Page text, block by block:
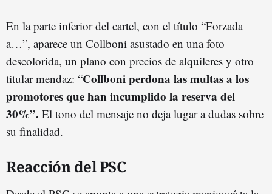
En la parte inferior del cartel, con el título “Forzada
a…”, aparece un Collboni asustado en una foto
descolorida, un plano con precios de alquileres y otro
titular mendaz: “Collboni perdona las multas a los
promotores que han incumplido la reserva del
30%”. El tono del mensaje no deja lugar a dudas sobre
su finalidad.
Reacción del PSC